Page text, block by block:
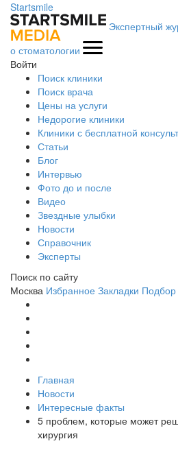
Startsmile
Экспертный
о стоматологии
Войти
Поиск клиники
Поиск врача
Цены на услуги
Недорогие клиники
Клиники с бесплатной
Статьи
Блог
Интервью
Фото до и после
Видео
Звездные улыбки
Новости
Справочник
Эксперты
Поиск по сайту
Москва Избранное Закладки Подбор
Главная
Новости
Интересные факты
5 проблем, которые может
хирургия